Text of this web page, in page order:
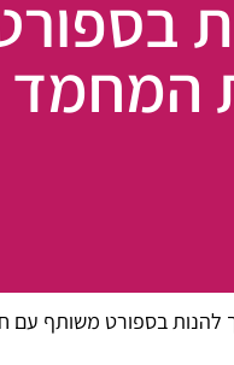
להנות בספורט משותף עם